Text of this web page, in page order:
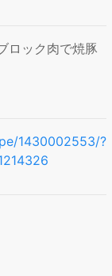
ロック肉で焼豚
1430002553/?